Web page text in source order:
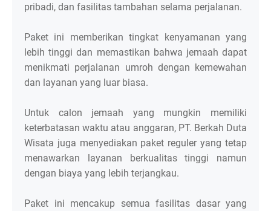
pribadi, dan fasilitas tambahan selama perjalanan.
Paket ini memberikan tingkat kenyamanan yang
lebih tinggi dan memastikan bahwa jemaah dapat
menikmati perjalanan umroh dengan kemewahan
dan layanan yang luar biasa.
Untuk calon jemaah yang mungkin memiliki
keterbatasan waktu atau anggaran, PT. Berkah Duta
Wisata juga menyediakan paket reguler yang tetap
menawarkan layanan berkualitas tinggi namun
dengan biaya yang lebih terjangkau.
Paket ini mencakup semua fasilitas dasar yang